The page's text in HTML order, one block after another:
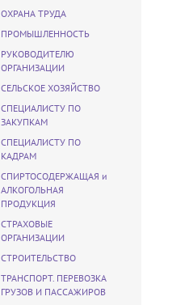
ОХРАНА ТРУДА
ПРОМЫШЛЕННОСТЬ
РУКОВОДИТЕЛЮ
ОРГАНИЗАЦИИ
СЕЛЬСКОЕ ХОЗЯЙСТВО
СПЕЦИАЛИСТУ ПО
ЗАКУПКАМ
СПЕЦИАЛИСТУ ПО
КАДРАМ
СПИРТОСОДЕРЖАЩАЯ и
АЛКОГОЛЬНАЯ
ПРОДУКЦИЯ
СТРАХОВЫЕ
ОРГАНИЗАЦИИ
СТРОИТЕЛЬСТВО
ТРАНСПОРТ. ПЕРЕВОЗКА
ГРУЗОВ И ПАССАЖИРОВ